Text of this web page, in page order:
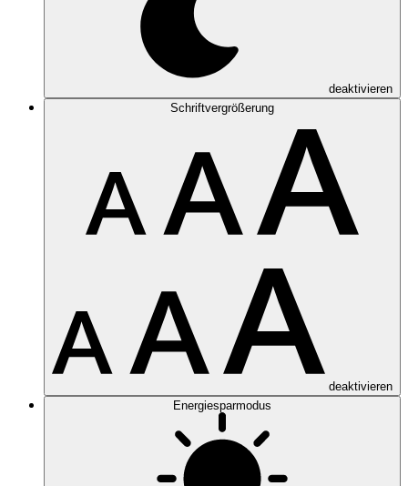
deaktivieren
Schriftvergrößerung
deaktivieren
Energiesparmodus